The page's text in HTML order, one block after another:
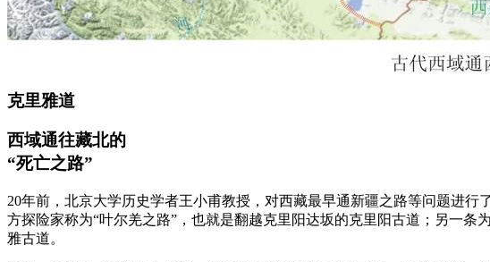
克里雅道
西域通往藏北的
“死亡之路”
20年前，北京大学历史学者王小甫教授，对西藏最早通新疆之路等问题进
方探险家称为“叶尔羌之路”，也就是翻越克里阳达坂的克里阳古道；另一
雅古道。